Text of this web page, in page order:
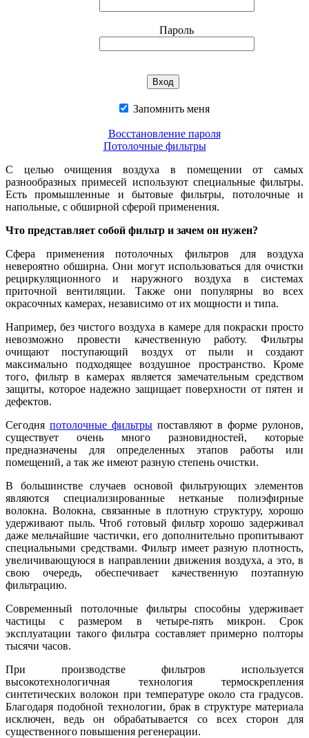
Пароль
Запомнить меня
Восстановление пароля
Потолочные фильтры
С целью очищения воздуха в помещении от самых
разнообразных примесей используют специальные фильтры.
Есть промышленные и бытовые фильтры, потолочные и
напольные, с обширной сферой применения.
Что представляет собой фильтр и зачем он нужен?
Сфера применения потолочных фильтров для воздуха
невероятно обширна. Они могут использоваться для очистки
рециркуляционного и наружного воздуха в системах
приточной вентиляции. Также они популярны во всех
окрасочных камерах, независимо от их мощности и типа.
Например, без чистого воздуха в камере для покраски просто
невозможно провести качественную работу. Фильтры
очищают поступающий воздух от пыли и создают
максимально подходящее воздушное пространство. Кроме
того, фильтр в камерах является замечательным средством
защиты, которое надежно защищает поверхности от пятен и
дефектов.
Сегодня потолочные фильтры поставляют в форме рулонов,
существует очень много разновидностей, которые
предназначены для определенных этапов работы или
помещений, а так же имеют разную степень очистки.
В большинстве случаев основой фильтрующих элементов
являются специализированные нетканые полиэфирные
волокна. Волокна, связанные в плотную структуру, хорошо
удерживают пыль. Чтоб готовый фильтр хорошо задерживал
даже мельчайшие частички, его дополнительно пропитывают
специальными средствами. Фильтр имеет разную плотность,
увеличивающуюся в направлении движения воздуха, а это, в
свою очередь, обеспечивает качественную поэтапную
фильтрацию.
Современный потолочные фильтры способны удерживает
частицы с размером в четыре-пять микрон. Срок
эксплуатации такого фильтра составляет примерно полторы
тысячи часов.
При производстве фильтров используется
высокотехнологичная технология термоскрепления
синтетических волокон при температуре около ста градусов.
Благодаря подобной технологии, брак в структуре материала
исключен, ведь он обрабатывается со всех сторон для
существенного повышения регенерации.